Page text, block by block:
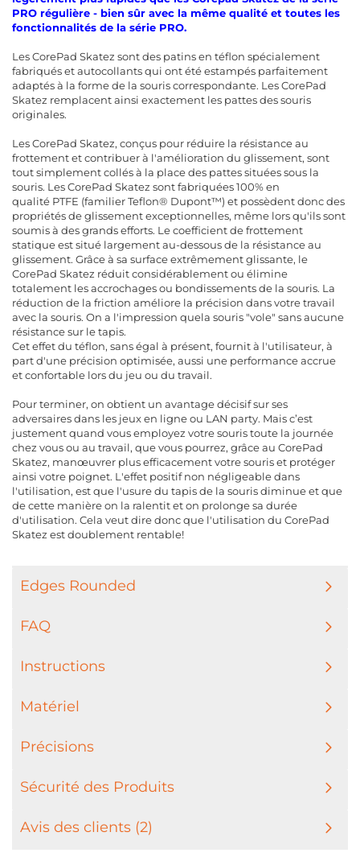
PRO régulière - bien sûr avec la même qualité et toutes les
fonctionnalités de la série PRO.
Les CorePad Skatez sont des patins en téflon spécialement
fabriqués et autocollants qui ont été estampés parfaitement
adaptés à la forme de la souris correspondante. Les CorePad
Skatez remplacent ainsi exactement les pattes des souris
originales.
Les CorePad Skatez, conçus pour réduire la résistance au
frottement et contribuer à l'amélioration du glissement, sont
tout simplement collés à la place des pattes situées sous la
souris. Les CorePad Skatez sont fabriquées 100% en
qualité PTFE (familier Teflon® Dupont™) et possèdent donc des
propriétés de glissement exceptionnelles, même lors qu'ils sont
soumis à des grands efforts. Le coefficient de frottement
statique est situé largement au-dessous de la résistance au
glissement. Grâce à sa surface extrêmement glissante, le
CorePad Skatez réduit considérablement ou élimine
totalement les accrochages ou bondissements de la souris. La
réduction de la friction améliore la précision dans votre travail
avec la souris. On a l'impression quela souris "vole" sans aucune
résistance sur le tapis.
Cet effet du téflon, sans égal à présent, fournit à l'utilisateur, à
part d'une précision optimisée, aussi une performance accrue
et confortable lors du jeu ou du travail.
Pour terminer, on obtient un avantage décisif sur ses
adversaires dans les jeux en ligne ou LAN party. Mais c’est
justement quand vous employez votre souris toute la journée
chez vous ou au travail, que vous pourrez, grâce au CorePad
Skatez, manœuvrer plus efficacement votre souris et protéger
ainsi votre poignet. L'effet positif non négligeable dans
l'utilisation, est que l'usure du tapis de la souris diminue et que
de cette manière on la ralentit et on prolonge sa durée
d'utilisation. Cela veut dire donc que l'utilisation du CorePad
Skatez est doublement rentable!
Edges Rounded
FAQ
Instructions
Matériel
Précisions
Sécurité des Produits
Avis des clients (2)